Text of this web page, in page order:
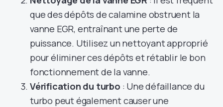
que des dépôts de calamine obstruent la
vanne EGR, entraînant une perte de
puissance. Utilisez un nettoyant approprié
pour éliminer ces dépôts et rétablir le bon
fonctionnement de la vanne.
Vérification du turbo : Une défaillance du
turbo peut également causer une